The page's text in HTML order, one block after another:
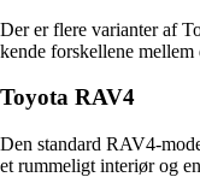
Der er flere varianter af
kende forskellene mellem
Toyota RAV4
Den standard RAV4-
et rummeligt interiør og